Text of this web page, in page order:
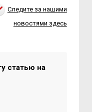
Следите за нашими
новостями здесь
статью на